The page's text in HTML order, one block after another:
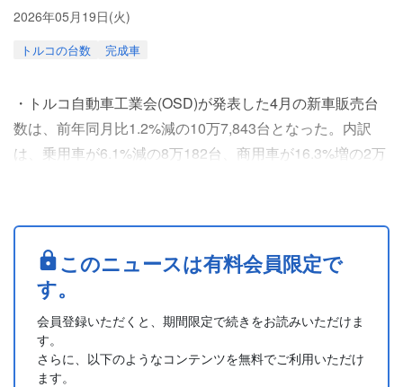
2026年05月19日(火)
トルコの台数 完成車
・トルコ自動車工業会(OSD)が発表した4月の新車販売台
数は、前年同月比1.2%減の10万7,843台となった。内訳
は、乗用車が6.1%減の8万182台、商用車が16.3%増の2万
となった。
・トルコ自動車販売協会(ODMD)によると、4月のブラン
ド別ライトビークル販売のトップはルノーで1万3,547台
(シェア13.0%)、2....
このニュースは有料会員限定で
す。
会員登録いただくと、期間限定で続きをお読みいただけま
す。
さらに、以下のようなコンテンツを無料でご利用いただけ
ます。